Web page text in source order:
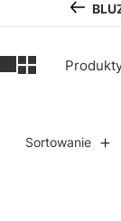
Sortowanie